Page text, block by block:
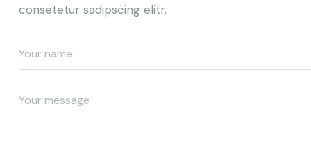
consetetur sadipscing elitr.